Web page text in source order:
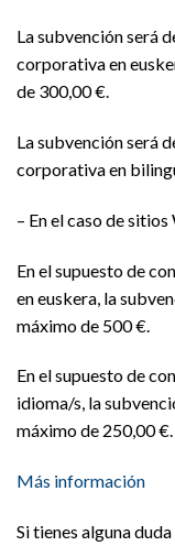
La subvención será
corporativa en
de 300,00 €.
La subvención será
corporativa en
– En el caso de sitios
En el supuesto de
en euskera, la
máximo de 500 €.
En el supuesto de
idioma/s, la
máximo de 250,00 €.
Más información
Si tienes alguna